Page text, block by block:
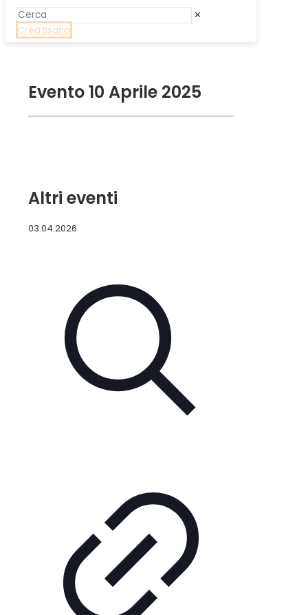
✕
Crea tisana
Evento 10 Aprile 2025
Altri eventi
03.04.2026